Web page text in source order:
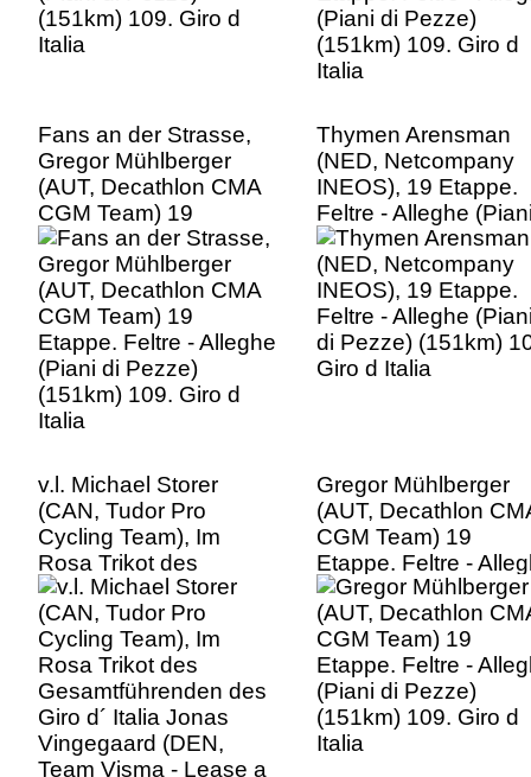
Fans an der Strasse,
Gregor Mühlberger
(AUT, Decathlon CMA
CGM Team) 19
Etappe. Feltre - Alleghe
(Piani di Pezze)
(151km) 109. Giro d
Italia
Thymen Arensman
(NED, Netcompany
INEOS), 19 Etappe.
Feltre - Alleghe
di Pezze) (151km)
Giro d Italia
v.l. Michael Storer
(CAN, Tudor Pro
Cycling Team), Im
Rosa Trikot des
Gesamtführenden des
Giro d´ Italia Jonas
Vingegaard (DEN,
Team Visma - Lease a
Bike), Einer Rubio
(COL, Movistar Team),
Jai Hindley (AUS, Red
Bull - BORA -
Gregor Mühlberger
(AUT, Decathlon
CGM Team) 19
Etappe. Feltre -
(Piani di Pezze)
(151km) 109. Giro d
Italia